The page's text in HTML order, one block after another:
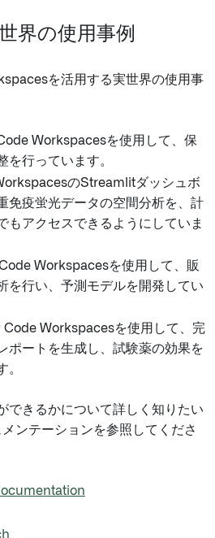
界の使用事例
を活用する実世界の使用事
Workspacesを使用して、保
を行っています。
のStreamlitダッシュボ
免疫蛍光データの空間分析を、計
もアクセスできるようにしていま
Workspacesを使用して、販
を行い、予測モデルを開発してい
Workspacesを使用して、完
ポートを生成し、試験薬の効果を
。
できるかについて詳しく知りたい
ンテーションを参照してくださ